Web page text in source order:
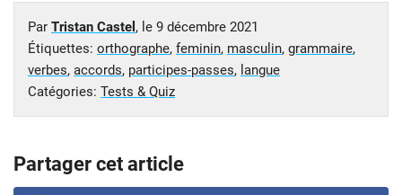
Par Tristan Castel , le 9 décembre 2021
Étiquettes: orthographe, feminin, masculin, grammaire,
verbes, accords, participes-passes, langue
Catégories: Tests & Quiz
Partager cet article